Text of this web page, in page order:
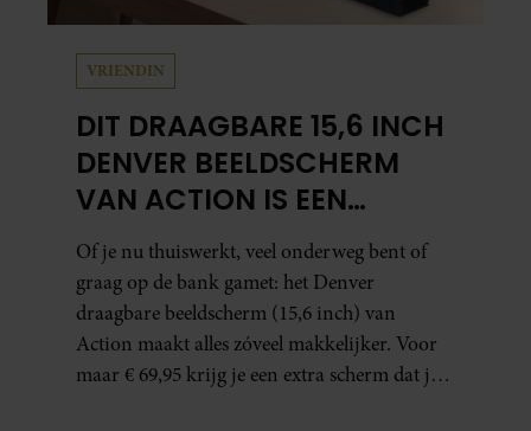
VRIENDIN
DIT DRAAGBARE 15,6 INCH
DENVER BEELDSCHERM
VAN ACTION IS EEN
GAMECHANGER VOOR
THUISWERKERS ÉN BINGE-
WATCHERS
Of je nu thuiswerkt, veel onderweg bent of
graag op de bank gamet: het Denver
draagbare beeldscherm (15,6 inch) van
Action maakt alles zóveel makkelijker. Voor
maar € 69,95 krijg je een extra scherm dat je